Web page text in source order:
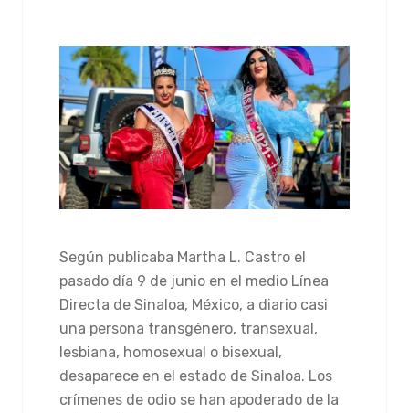
Según publicaba Martha L. Castro el
pasado día 9 de junio en el medio Línea
Directa de Sinaloa, México, a diario casi
una persona transgénero, transexual,
lesbiana, homosexual o bisexual,
desaparece en el estado de Sinaloa. Los
crímenes de odio se han apoderado de la